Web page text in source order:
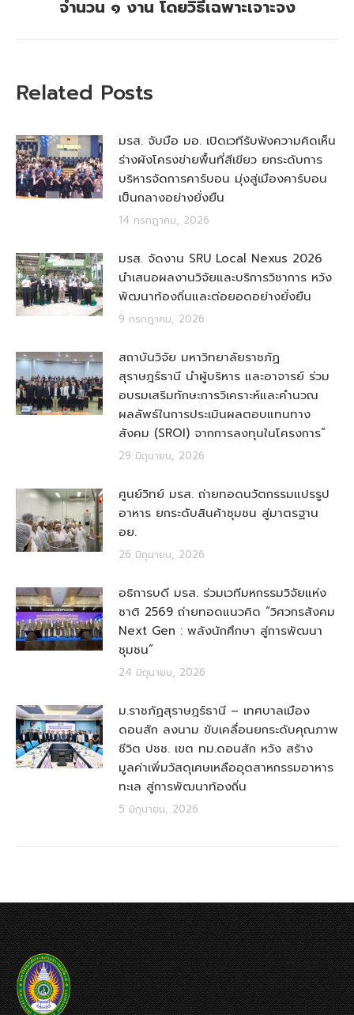
จำนวน ๑ งาน โดยวิธีเฉพาะเจาะจง
Related Posts
มรส. จับมือ มอ. เปิดเวทีรับฟังความคิดเห็น
ร่างผังโครงข่ายพื้นที่สีเขียว ยกระดับการ
บริหารจัดการคาร์บอน มุ่งสู่เมืองคาร์บอน
เป็นกลางอย่างยั่งยืน
14 กรกฎาคม, 2026
มรส. จัดงาน SRU Local Nexus 2026
นำเสนอผลงานวิจัยและบริการวิชาการ หวัง
พัฒนาท้องถิ่นและต่อยอดอย่างยั่งยืน
9 กรกฎาคม, 2026
สถาบันวิจัย มหาวิทยาลัยราชภัฏ
สุราษฎร์ธานี นำผู้บริหาร และอาจารย์ ร่วม
อบรมเสริมทักษะการวิเคราะห์และคำนวณ
ผลลัพธ์ในการประเมินผลตอบแทนทาง
สังคม (SROI) จากการลงทุนในโครงการ”
29 มิถุนายน, 2026
ศูนย์วิทย์ มรส. ถ่ายทอดนวัตกรรมแปรรูป
อาหาร ยกระดับสินค้าชุมชน สู่มาตรฐาน
อย.
26 มิถุนายน, 2026
อธิการบดี มรส. ร่วมเวทีมหกรรมวิจัยแห่ง
ชาติ 2569 ถ่ายทอดแนวคิด “วิศวกรสังคม
Next Gen : พลังนักศึกษา สู่การพัฒนา
ชุมชน”
24 มิถุนายน, 2026
ม.ราชภัฏสุราษฎร์ธานี – เทศบาลเมือง
ดอนสัก ลงนาม ขับเคลื่อนยกระดับคุณภาพ
ชีวิต ปชช. เขต ทม.ดอนสัก หวัง สร้าง
มูลค่าเพิ่มวัสดุเศษเหลืออุตสาหกรรมอาหาร
ทะเล สู่การพัฒนาท้องถิ่น
5 มิถุนายน, 2026